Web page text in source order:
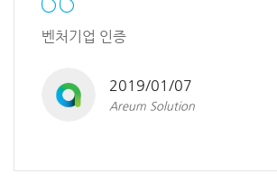
벤처기업 인증
2019/01/07
Areum Solution